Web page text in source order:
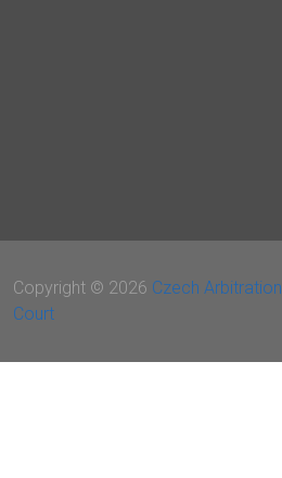
Copyright © 2026 Czech Arbitration
Court